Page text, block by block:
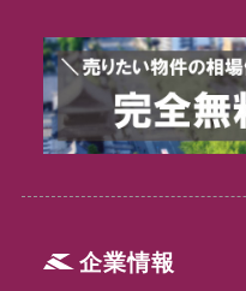
企業情報